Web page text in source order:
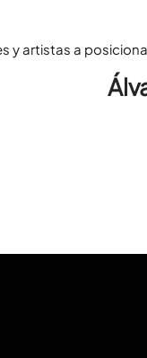
y artistas a